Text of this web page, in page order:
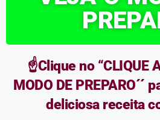
☝️Clique no “CLIQUE
MODO DE PREPARO´´
deliciosa receita